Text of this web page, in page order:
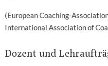
(European Coaching-
International Association of
Dozent und